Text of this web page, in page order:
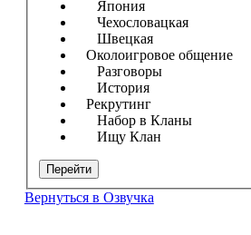
Япония
Чехословацкая
Швецкая
Околоигровое общение
Разговоры
История
Рекрутинг
Набор в Кланы
Ищу Клан
Перейти
Вернуться в Озвучка